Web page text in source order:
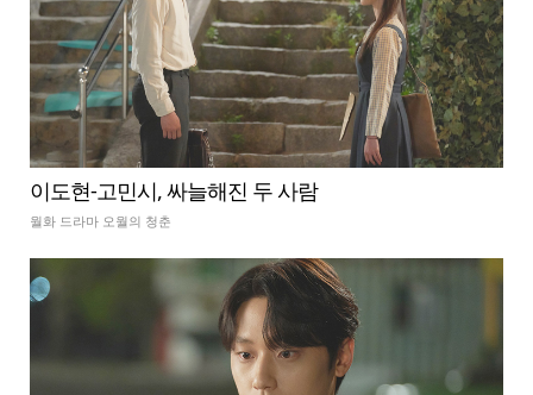
이도현-고민시, 싸늘해진 두 사람
월화 드라마 오월의 청춘